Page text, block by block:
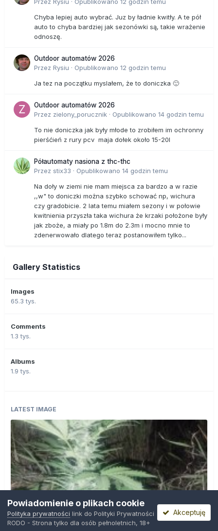
Przez Rysiu · Opublikowano 12 godzin temu
Chyba lepiej auto wybrać. Juz by ładnie kwitły. A te pół
auto to chyba bardziej jak sezonówki są, takie wrażenie
odnoszę.
Outdoor automatów 2026
Przez Rysiu · Opublikowano 12 godzin temu
Ja tez na początku myslałem, że to doniczka 🙂
Outdoor automatów 2026
Przez zielony_porucznik · Opublikowano 14 godzin temu
To nie doniczka jak były młode to zrobiłem im ochronny
pierśćień z rury pcv maja dołek około 15-20l
Półautomaty nasiona z thc-thc
Przez stix33 · Opublikowano 14 godzin temu
Na doły w ziemi nie mam miejsca za bardzo a w razie
,,w" to doniczki można szybko schować np, wichura
czy gradobicie. 2 lata temu miałem sezony i w połowie
kwitnienia przyszła taka wichura że krzaki położone były
jak zboże, a miały po 1.8m do 2.3m i mocno mnie to
zdenerwowało dlatego teraz postanowiłem tylko...
Gallery Statistics
Images
65.3 tys.
Comments
1.3 tys.
Albums
1.9 tys.
LATEST IMAGE
Powiadomienie o plikach cookie
Polityka prywatności link do Polityki Prywatności
RODO - Strona tylko dla osób pełnoletnich, 18+
Akceptuję